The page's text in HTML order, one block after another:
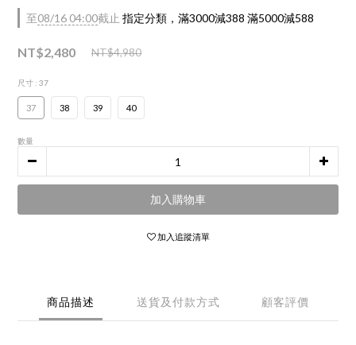
至08/16 04:00截止 指定分類，滿3000減388 滿5000減588
NT$2,480 NT$4,980
尺寸 : 37
37 38 39 40
數量
加入購物車
加入追蹤清單
商品描述 送貨及付款方式 顧客評價